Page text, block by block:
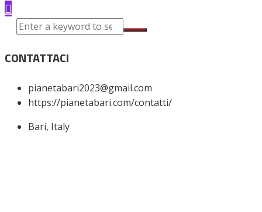
CONTATTACI
pianetabari2023@gmail.com
https://pianetabari.com/contatti/
Bari, Italy